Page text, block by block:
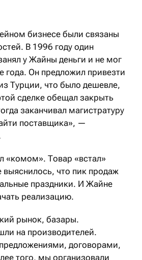
бизнесе были связаны
В 1996 году один
у Жайны деньги и не мог
года. Он предложил привезти
Турции, что было дешевле,
сделке обещал закрыть
заканчивал магистратуру
поставщика», —
«комом». Товар «встал»
выяснилось, что пик продаж
праздники. И Жайне
реализацию.
рынок, базары.
на производителей.
договорами,
того, мы организовали